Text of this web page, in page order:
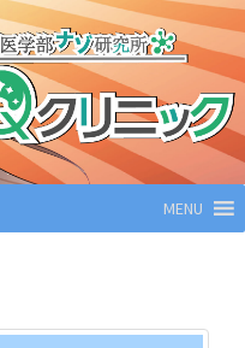
MENU